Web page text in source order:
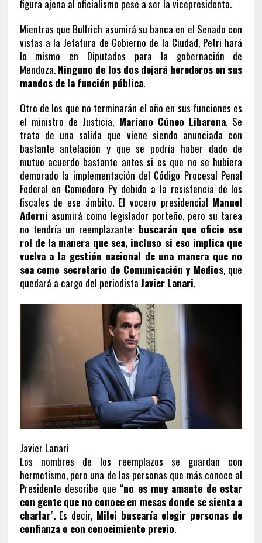
figura ajena al oficialismo pese a ser la vicepresidenta.
Mientras que Bullrich asumirá su banca en el Senado con
vistas a la Jefatura de Gobierno de la Ciudad, Petri hará
lo mismo en Diputados para la gobernación de
Mendoza. Ninguno de los dos dejará herederos en sus
mandos de la función pública.
Otro de los que no terminarán el año en sus funciones es
el ministro de Justicia, Mariano Cúneo Libarona. Se
trata de una salida que viene siendo anunciada con
bastante antelación y que se podría haber dado de
mutuo acuerdo bastante antes si es que no se hubiera
demorado la implementación del Código Procesal Penal
Federal en Comodoro Py debido a la resistencia de los
fiscales de ese ámbito. El vocero presidencial Manuel
Adorni asumirá como legislador porteño, pero su tarea
no tendría un reemplazante: buscarán que oficie ese
rol de la manera que sea, incluso si eso implica que
vuelva a la gestión nacional de una manera que no
sea como secretario de Comunicación y Medios, que
quedará a cargo del periodista Javier Lanari.
Javier Lanari
Los nombres de los reemplazos se guardan con
hermetismo, pero una de las personas que más conoce al
Presidente describe que “no es muy amante de estar
con gente que no conoce en mesas donde se sienta a
charlar”. Es decir, Milei buscaría elegir personas de
confianza o con conocimiento previo.